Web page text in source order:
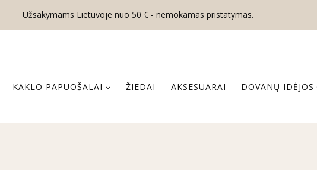
Užsakymams Lietuvoje nuo 50 € - nemokamas pristatymas.
KAKLO PAPUOŠALAI ŽIEDAI AKSESUARAI DOVANŲ IDĖJOS